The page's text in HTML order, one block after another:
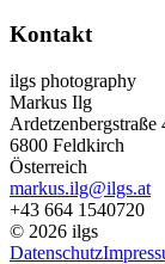
Kontakt
ilgs photography
Markus Ilg
Ardetzenbergstraße
6800 Feldkirch
Österreich
markus.ilg@ilgs.at
+43 664 1540720
© 2026 ilgs
Datenschutz